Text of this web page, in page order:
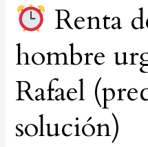
Renta
hombre
Rafael
solución)